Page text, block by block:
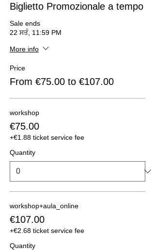
Biglietto Promozionale a tempo
Sale ends
22 ਸਤੰ, 11:59 PM
More info
Price
From €75.00 to €107.00
workshop
€75.00
+€1.88 ticket service fee
Quantity
workshop+aula_online
€107.00
+€2.68 ticket service fee
Quantity